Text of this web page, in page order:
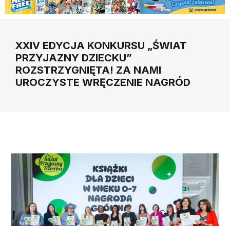
XXIV EDYCJA KONKURSU „ŚWIAT
PRZYJAZNY DZIECKU”
ROZSTRZYGNIĘTA! ZA NAMI
UROCZYSTE WRĘCZENIE NAGRÓD